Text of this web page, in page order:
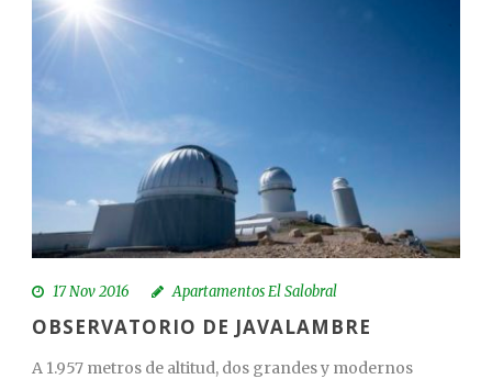
17 Nov 2016 Apartamentos El Salobral
OBSERVATORIO DE JAVALAMBRE
A 1.957 metros de altitud, dos grandes y modernos